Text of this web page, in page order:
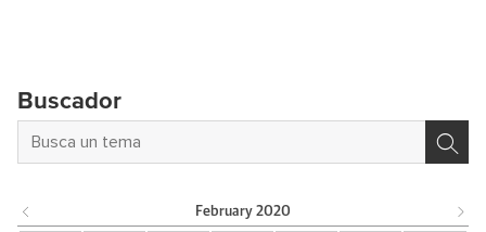
Buscador
February 2020